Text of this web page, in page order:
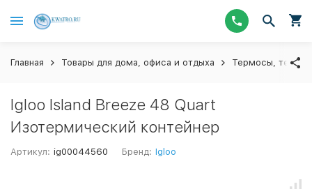
Главная Товары для дома, офиса и отдыха Термосы,
Igloo Island Breeze 48 Quart
Изотермический контейнер
Артикул: ig00044560 Бренд: Igloo